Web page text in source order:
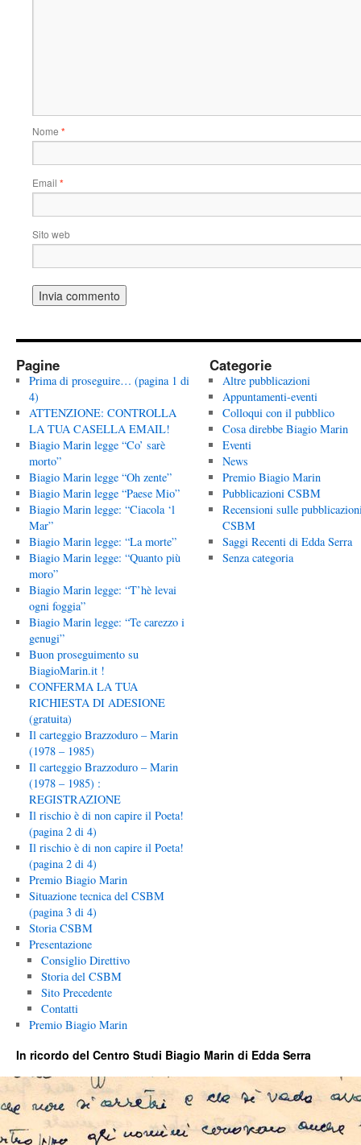
Nome *
Email *
Sito web
Pagine
Prima di proseguire… (pagina 1 di
4)
ATTENZIONE: CONTROLLA
LA TUA CASELLA EMAIL!
Biagio Marin legge “Co’ sarè
morto”
Biagio Marin legge “Oh zente”
Biagio Marin legge “Paese Mio”
Biagio Marin legge: “Ciacola ‘l
Mar”
Biagio Marin legge: “La morte”
Biagio Marin legge: “Quanto più
moro”
Biagio Marin legge: “T’hè levai
ogni foggia”
Biagio Marin legge: “Te carezzo i
genugi”
Buon proseguimento su
BiagioMarin.it !
CONFERMA LA TUA
RICHIESTA DI ADESIONE
(gratuita)
Il carteggio Brazzoduro – Marin
(1978 – 1985)
Il carteggio Brazzoduro – Marin
(1978 – 1985) :
REGISTRAZIONE
Il rischio è di non capire il Poeta!
(pagina 2 di 4)
Il rischio è di non capire il Poeta!
(pagina 2 di 4)
Premio Biagio Marin
Situazione tecnica del CSBM
(pagina 3 di 4)
Storia CSBM
Presentazione
Consiglio Direttivo
Storia del CSBM
Sito Precedente
Contatti
Premio Biagio Marin
Categorie
Altre pubblicazioni
Appuntamenti-eventi
Colloqui con il pubblico
Cosa direbbe Biagio Marin
Eventi
News
Premio Biagio Marin
Pubblicazioni CSBM
Recensioni sulle
CSBM
Saggi Recenti di Edda Serra
Senza categoria
In ricordo del Centro Studi Biagio Marin di Edda Serra